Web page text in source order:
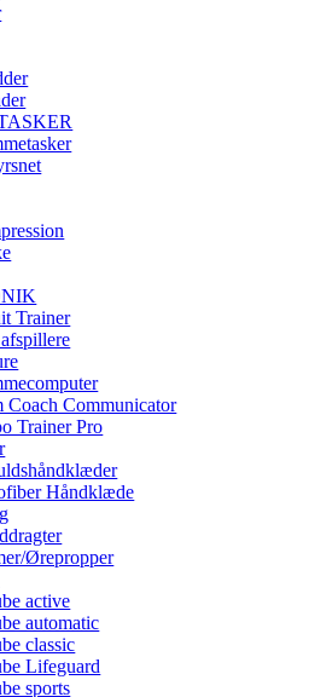
Trainer
Coach Communicator
Trainer Pro
Håndklæde
Ørepropper
active
automatic
classic
Lifeguard
sports